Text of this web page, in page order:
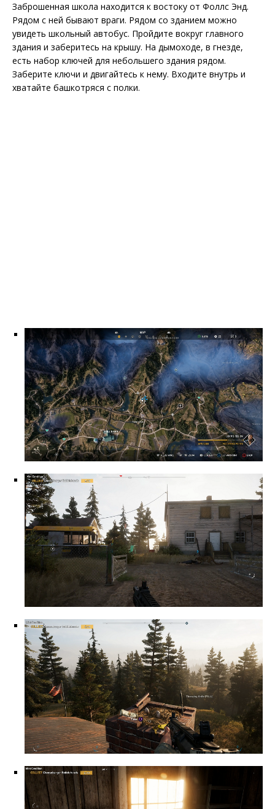
Заброшенная школа находится к востоку от Фоллс Энд.
Рядом с ней бывают враги. Рядом со зданием можно
увидеть школьный автобус. Пройдите вокруг главного
здания и заберитесь на крышу. На дымоходе, в гнезде,
есть набор ключей для небольшего здания рядом.
Заберите ключи и двигайтесь к нему. Входите внутрь и
хватайте башкотряся с полки.